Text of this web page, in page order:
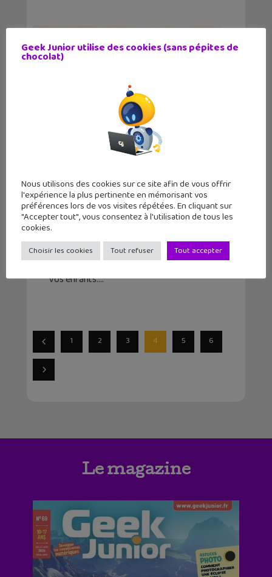
Un guide pour développer les soft
skills des enfants
« Préparez aujourd’hui vos enfants au
monde de demain » est un livre de conseils
vos enfants.
1 2 3 4 5 6
Le magazine
Geek Junior utilise des cookies (sans pépites de
chocolat)
Nous utilisons des cookies sur ce site afin de vous offrir
l'expérience la plus pertinente en mémorisant vos
préférences lors de vos visites répétées. En cliquant sur
"Accepter tout", vous consentez à l'utilisation de tous les
cookies.
Choisir les cookies Tout refuser Tout accepter